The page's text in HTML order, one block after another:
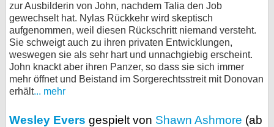
zur Ausbilderin von John, nachdem Talia den Job
gewechselt hat. Nylas Rückkehr wird skeptisch
aufgenommen, weil diesen Rückschritt niemand versteht.
Sie schweigt auch zu ihren privaten Entwicklungen,
weswegen sie als sehr hart und unnachgiebig erscheint.
John knackt aber ihren Panzer, so dass sie sich immer
mehr öffnet und Beistand im Sorgerechtsstreit mit Donovan
erhält... mehr
Wesley Evers gespielt von Shawn Ashmore (ab